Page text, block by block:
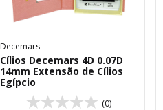
Decemars
Cílios Decemars 4D 0.07D
14mm Extensão de Cílios
Egípcio
(0)